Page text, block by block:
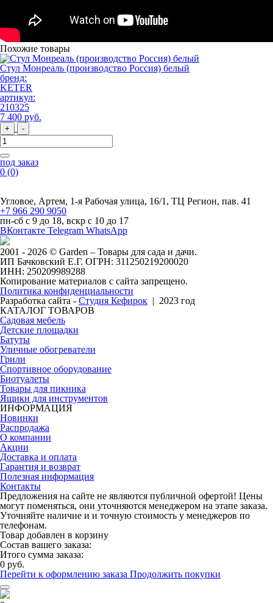
Похожие товары
Стул Монреаль (производство Россия) белый
бренд:
KETER
артикул:
210325
7 400 руб.
+ -
под заказ
0 (0)
Угловое, Артем, ​1-я Рабочая улица, 16/1, ТЦ Регион, пав. 41
+7 966 290 9050
пн-сб с 9 до 18, вскр с 10 до 17
ВКонтакте Telegram WhatsApp
2001 - 2026 © Garden – Товары для сада и дачи.
ИП Бачковский Е.Г. ОГРН: 311250219200020
ИНН: 250209989288
Копирование материалов с сайта запрещено.
Политика конфиденциальности
Разработка сайта - Студия Кефирок | 2023 год
КАТАЛОГ ТОВАРОВ
Садовая мебель
Детские площадки
Батуты
Уличные обогреватели
Грили
Спортивное оборудование
Биотуалеты
Товары для пикника
Ящики для инструментов
ИНФОРМАЦИЯ
Новинки
Распродажа
О компании
Акции
Доставка и оплата
Гарантия и возврат
Полезная информация
Контакты
Предложения на сайте не являются публичной офертой! Цены
могут поменяться, они уточняются менеджером на этапе заказа.
Уточняйте наличие и и точную стоимость у менеджеров по
телефонам.
Товар добавлен в корзину
Состав вашего заказа:
Итого сумма заказа:
0 руб.
Перейти к оформлению заказа Продолжить покупки